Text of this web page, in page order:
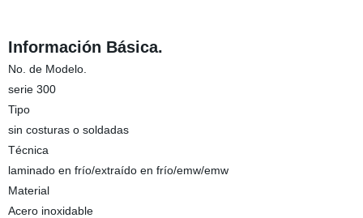
Información Básica.
No. de Modelo.
serie 300
Tipo
sin costuras o soldadas
Técnica
laminado en frío/extraído en frío/emw/emw
Material
Acero inoxidable